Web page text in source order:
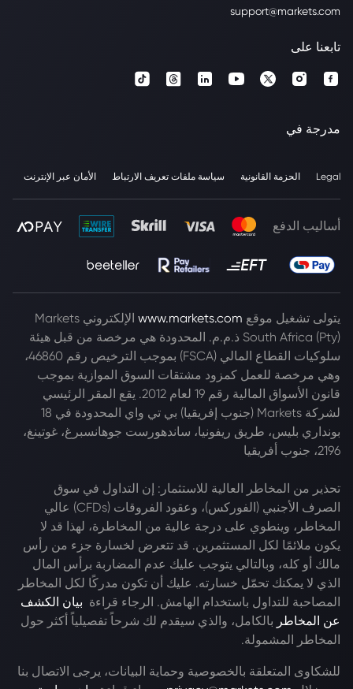
support@markets.com
تابعنا على
مدرجة في
Legal الحزمة القانونية سياسة ملفات تعريف الارتباط الأمان عبر الإنترنت
أساليب الدفع
يتولى تشغيل موقع www.markets.com
الإلكتروني Markets
South Africa (Pty) ذ.م.م. المحدودة هي مرخصة من قبل هيئة
سلوكيات القطاع المالي (FSCA) بموجب الترخيص رقم 46860،
وهي مرخصة للعمل كمزود مشتقات السوق الموازية بموجب
قانون الأسواق المالية رقم 19 لعام 2012. يقع المقر الرئيسي
لشركة Markets (جنوب إفريقيا) بي تي واي المحدودة في 18
بونداري بليس، طريق ريفونيا، ساندهورست جوهانسبرغ، غوتينغ،
2196، جنوب أفريقيا
تحذير من المخاطر العالية للاستثمار: إن التداول في سوق
الصرف الأجنبي (الفوركس)، وعقود الفروقات (CFDs) عالي
المخاطر، وينطوي على درجة عالية من المخاطرة، لهذا قد لا
يكون ملائمًا لكل المستثمرين. قد تتعرض لخسارة جزء من رأس
مالك أو كله، وبالتالي يتوجب عليك عدم المضاربة برأس المال
الذي لا يمكنك تحمّل خسارته. عليك أن تكون مدركًا لكل المخاطر
المصاحبة للتداول باستخدام الهامش. الرجاء قراءة بيان الكشف
عن المخاطر بالكامل، والذي سيقدم لك شرحاً تفصيلياً أكثر حول
المخاطر المشمولة.
للشكاوى المتعلقة بالخصوصية وحماية البيانات، يرجى الاتصال بنا